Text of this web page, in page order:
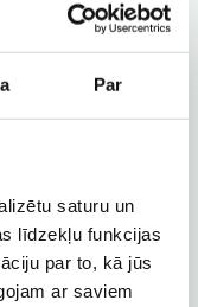
Par
saturu un
līdzekļu funkcijas
par to, kā jūs
ar saviem
no101 €